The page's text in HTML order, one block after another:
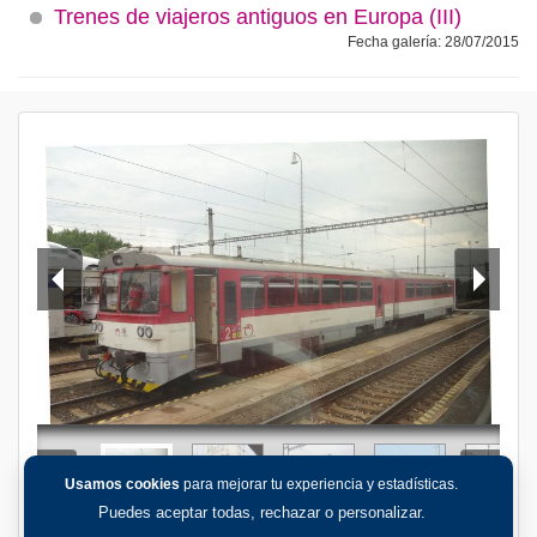
Usamos cookies para mejorar tu experiencia y estadísticas.
Puedes aceptar todas, rechazar o personalizar.
Trenes de viajeros antiguos en Europa (III)
Fecha galería: 28/07/2015